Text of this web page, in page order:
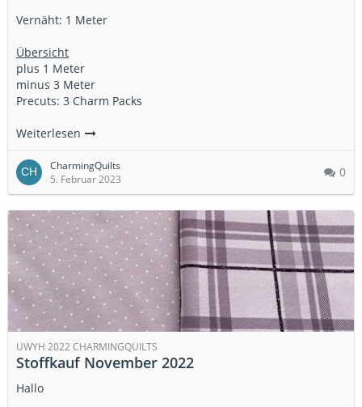
Vernäht: 1 Meter
Übersicht
plus 1 Meter
minus 3 Meter
Precuts: 3 Charm Packs
Weiterlesen
CharmingQuilts
5. Februar 2023
0
UWYH 2022 CHARMINGQUILTS
Stoffkauf November 2022
Hallo